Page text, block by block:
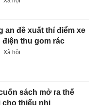
an đề xuất thí điểm xe
điện thu gom rác
Xã hội
sách mở ra thế
cho thiếu nhi